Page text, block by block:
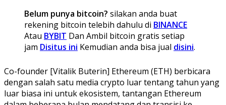
Belum punya bitcoin? silakan anda buat
rekening bitcoin telebih dahulu di BINANCE
Atau BYBIT Dan Ambil bitcoin gratis setiap
jam Disitus ini Kemudian anda bisa jual disini.
Co-founder [Vitalik Buterin] Ethereum (ETH) berbicara
dengan salah satu media crypto luar tentang tahun yang
luar biasa ini untuk ekosistem, tantangan Ethereum